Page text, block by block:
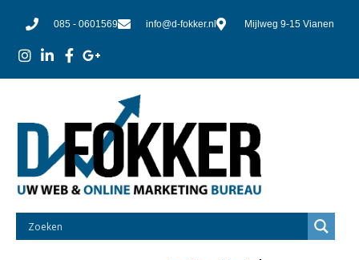
085 - 0601569 info@d-fokker.nl Mijlweg 9-15 Vianen